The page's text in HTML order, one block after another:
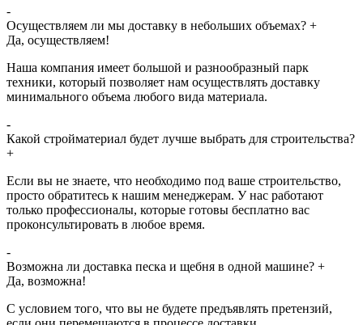
-
Осуществляем ли мы доставку в небольших объемах? +
Да, осуществляем!
Наша компания имеет большой и разнообразный парк
техники, который позволяет нам осуществлять доставку
минимального объема любого вида материала.
-
Какой стройматериал будет лучше выбрать для строительства?
+
Если вы не знаете, что необходимо под ваше строительство,
просто обратитесь к нашим менеджерам. У нас работают
только профессионалы, которые готовы бесплатно вас
проконсультировать в любое время.
-
Возможна ли доставка песка и щебня в одной машине? +
Да, возможна!
С условием того, что вы не будете предъявлять претензий,